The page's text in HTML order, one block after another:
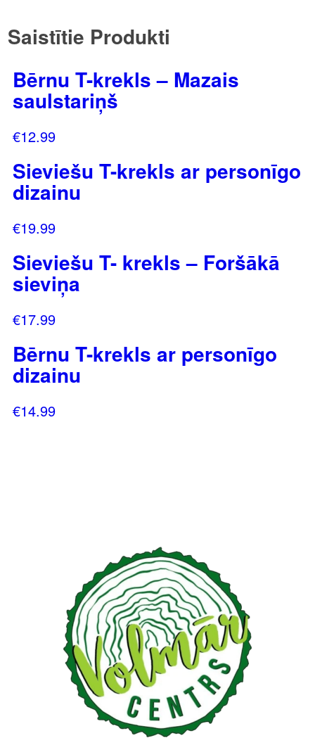
Saistītie Produkti
Bērnu T-krekls – Mazais
saulstariņš
€12.99
Sieviešu T-krekls ar personīgo
dizainu
€19.99
Sieviešu T- krekls – Foršākā
sieviņa
€17.99
Bērnu T-krekls ar personīgo
dizainu
€14.99